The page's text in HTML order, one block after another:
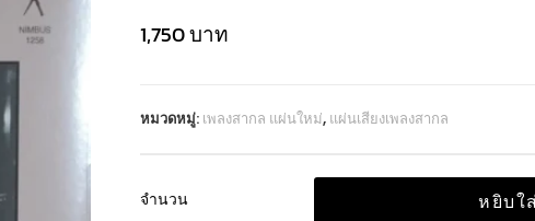
1,750บาท
หมวดหมู่: เพลงสากล แผ่นใหม่, แผ่นเสียงเพลงสากล
จำนวน หยิบใ